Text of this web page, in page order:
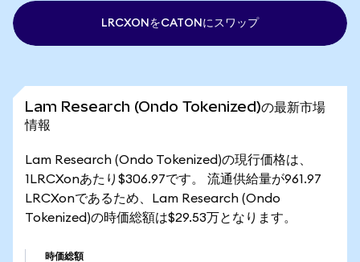
LRCXONをCATONにスワップ
Lam Research (Ondo Tokenized)の最新市場
情報
Lam Research (Ondo Tokenized)の現行価格は、
1LRCXonあたり$306.97です。 流通供給量が961.97
LRCXonであるため、Lam Research (Ondo
Tokenized)の時価総額は$29.53万となります。
時価総額